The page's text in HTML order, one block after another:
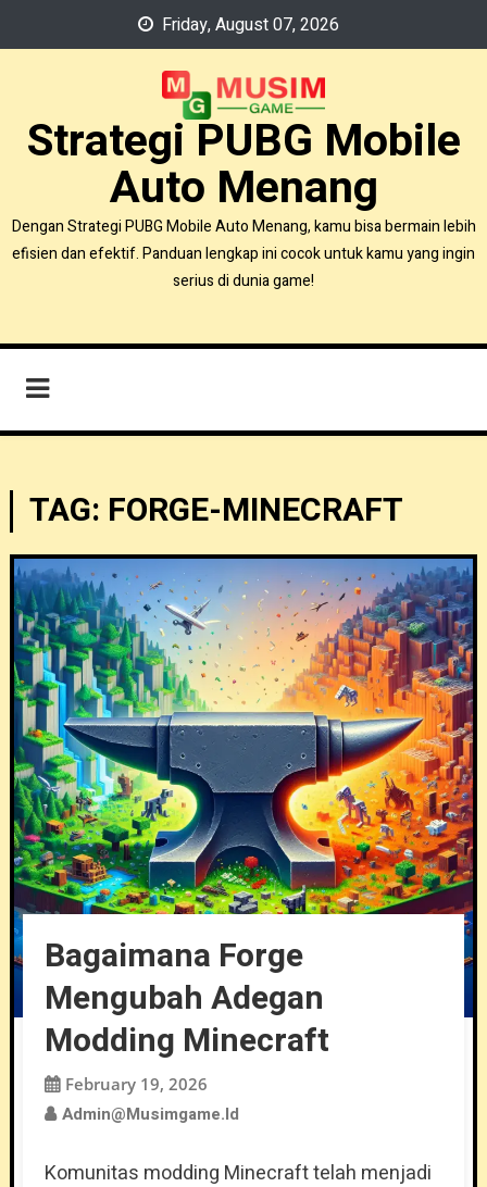
Friday, August 07, 2026
Strategi PUBG Mobile
Auto Menang
Dengan Strategi PUBG Mobile Auto Menang, kamu bisa bermain lebih
efisien dan efektif. Panduan lengkap ini cocok untuk kamu yang ingin
serius di dunia game!
TAG: FORGE-MINECRAFT
Bagaimana Forge
Mengubah Adegan
Modding Minecraft
February 19, 2026
Admin@musimgame.id
Komunitas modding Minecraft telah menjadi